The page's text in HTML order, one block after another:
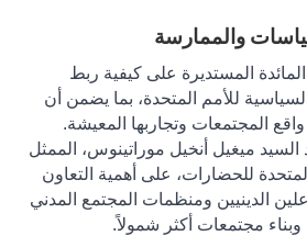
والممارسة
المستديرة على كيفية ربط
للأمم المتحدة، بما يضمن أن
المجتمعات وتجاربها المعيشة.
ميغيل أنخيل موراتينوس، الممثل
للحضارات، على أهمية التعاون
الدينيين ومنظمات المجتمع المدني
مجتمعات أكثر شمولاً.